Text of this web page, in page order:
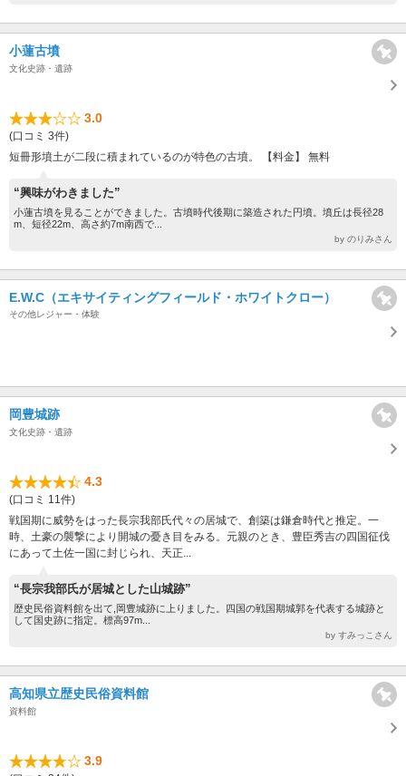
小蓮古墳
文化史跡・遺跡
3.0
(口コミ 3件)
短冊形墳土が二段に積まれているのが特色の古墳。 【料金】 無料
“興味がわきました”
小蓮古墳を見ることができました。古墳時代後期に築造された円墳。墳丘は長径28
m、短径22m、高さ約7m南西で...
by のりみさん
E.W.C（エキサイティングフィールド・ホワイトクロー）
その他レジャー・体験
岡豊城跡
文化史跡・遺跡
4.3
(口コミ 11件)
戦国期に威勢をはった長宗我部氏代々の居城で、創築は鎌倉時代と推定。一
時、土豪の襲撃により開城の憂き目をみる。元親のとき、豊臣秀吉の四国征伐
にあって土佐一国に封じられ、天正...
“長宗我部氏が居城とした山城跡”
歴史民俗資料館を出て,岡豊城跡に上りました。四国の戦国期城郭を代表する城跡と
して国史跡に指定。標高97m...
by すみっこさん
高知県立歴史民俗資料館
資料館
3.9